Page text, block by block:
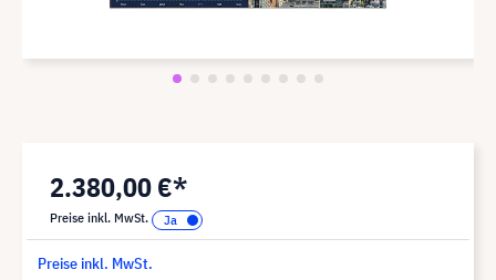
2.380,00 €*
Preise inkl. MwSt.
Preise inkl. MwSt.